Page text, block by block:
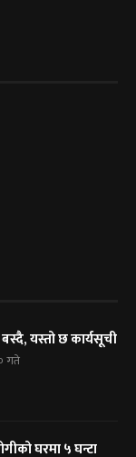
यस्तो छ कार्यसूची
गते
घरमा ५ घन्टा